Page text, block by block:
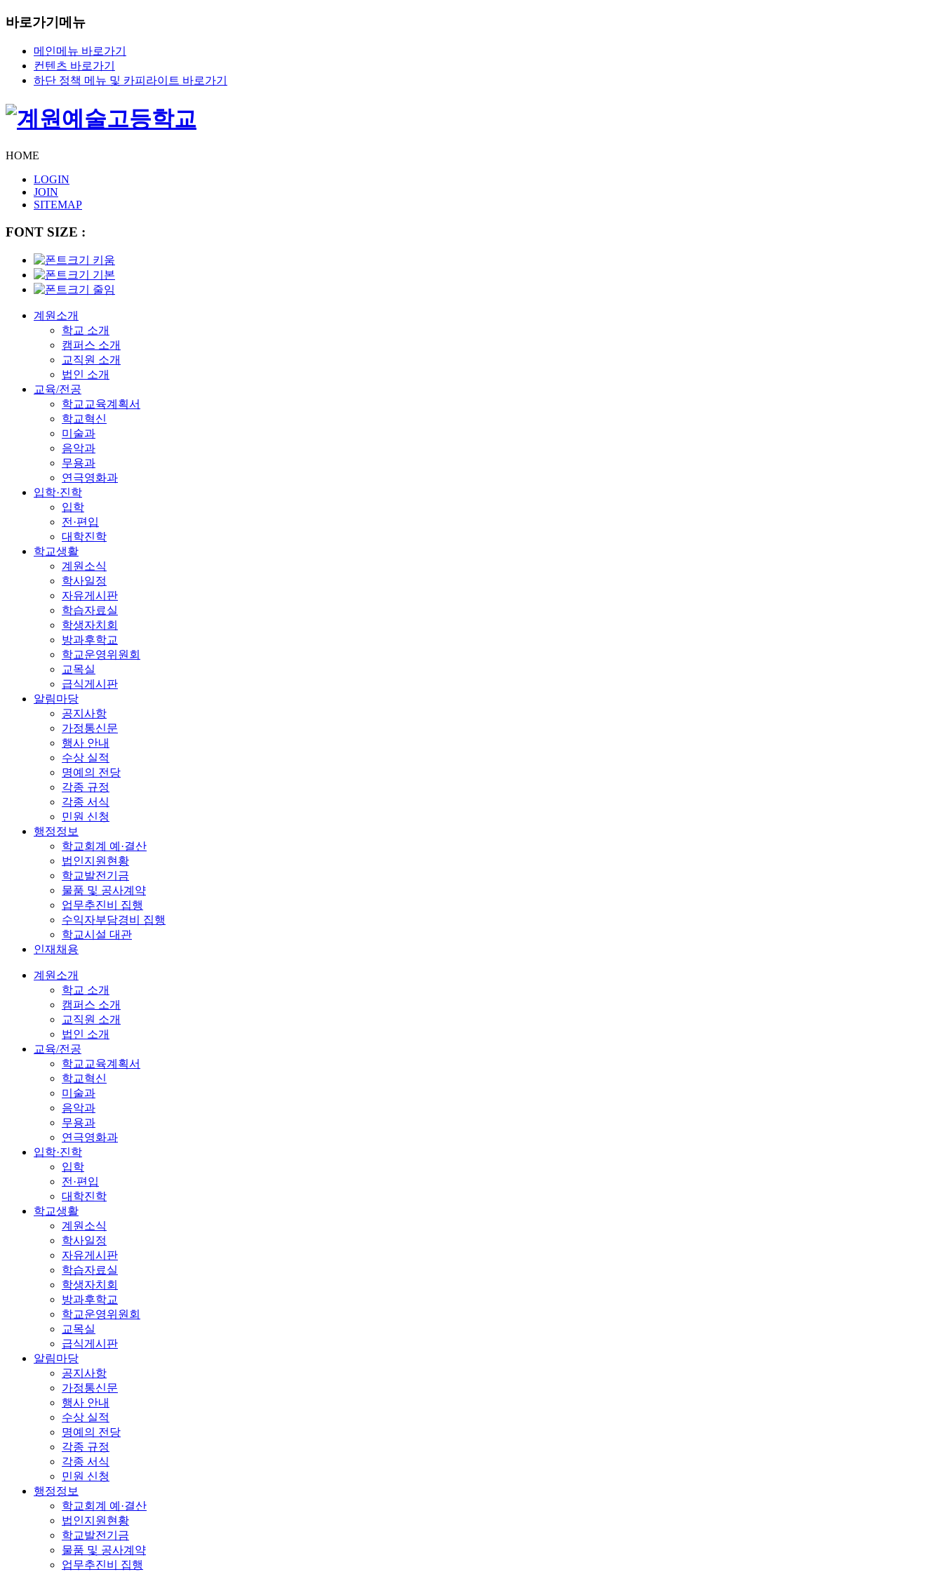
바로가기메뉴
메인메뉴 바로가기
컨텐츠 바로가기
하단 정책 메뉴 및 카피라이트 바로가기
HOME
LOGIN
JOIN
SITEMAP
FONT SIZE :
계원소개
학교 소개
캠퍼스 소개
교직원 소개
법인 소개
교육/전공
학교교육계획서
학교혁신
미술과
음악과
무용과
연극영화과
입학·진학
입학
전·편입
대학진학
학교생활
계원소식
학사일정
자유게시판
학습자료실
학생자치회
방과후학교
학교운영위원회
교목실
급식게시판
알림마당
공지사항
가정통신문
행사 안내
수상 실적
명예의 전당
각종 규정
각종 서식
민원 신청
행정정보
학교회계 예·결산
법인지원현황
학교발전기금
물품 및 공사계약
업무추진비 집행
수익자부담경비 집행
학교시설 대관
인재채용
계원소개
학교 소개
캠퍼스 소개
교직원 소개
법인 소개
교육/전공
학교교육계획서
학교혁신
미술과
음악과
무용과
연극영화과
입학·진학
입학
전·편입
대학진학
학교생활
계원소식
학사일정
자유게시판
학습자료실
학생자치회
방과후학교
학교운영위원회
교목실
급식게시판
알림마당
공지사항
가정통신문
행사 안내
수상 실적
명예의 전당
각종 규정
각종 서식
민원 신청
행정정보
학교회계 예·결산
법인지원현황
학교발전기금
물품 및 공사계약
업무추진비 집행